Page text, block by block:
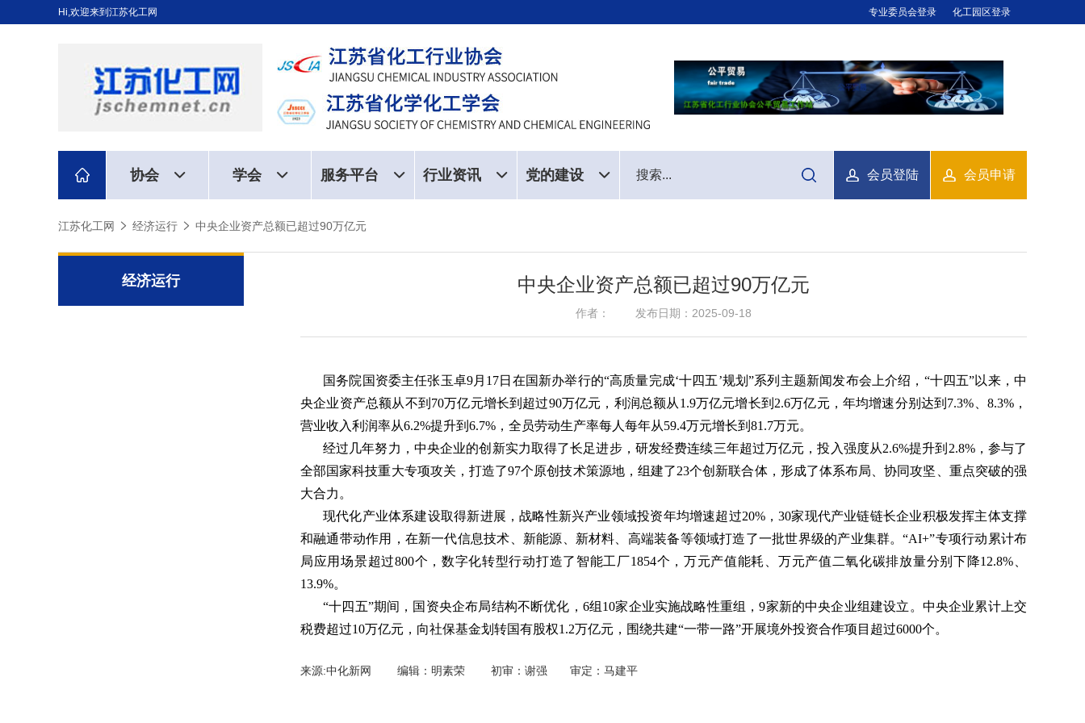
Hi,欢迎来到江苏化工网 化工园区登录
专业委员会登录
协会 学会 服务平台 行业资讯 党的建设 会员登陆 会员申请
江苏化工网 经济运行 中央企业资产总额已超过90万亿元
经济运行 中央企业资产总额已超过90万亿元
作者： 发布日期：2025-09-18
国务院国资委主任张玉卓9月17日在国新办举行的“高质量完成‘十四五’规划”系列主题新闻发布会上介绍，“十四五”以来，中
央企业资产总额从不到70万亿元增长到超过90万亿元，利润总额从1.9万亿元增长到2.6万亿元，年均增速分别达到7.3%、8.3%，
营业收入利润率从6.2%提升到6.7%，全员劳动生产率每人每年从59.4万元增长到81.7万元。
经过几年努力，中央企业的创新实力取得了长足进步，研发经费连续三年超过万亿元，投入强度从2.6%提升到2.8%，参与了
全部国家科技重大专项攻关，打造了97个原创技术策源地，组建了23个创新联合体，形成了体系布局、协同攻坚、重点突破的强
大合力。
现代化产业体系建设取得新进展，战略性新兴产业领域投资年均增速超过20%，30家现代产业链链长企业积极发挥主体支撑
和融通带动作用，在新一代信息技术、新能源、新材料、高端装备等领域打造了一批世界级的产业集群。“AI+”专项行动累计布
局应用场景超过800个，数字化转型行动打造了智能工厂1854个，万元产值能耗、万元产值二氧化碳排放量分别下降12.8%、
13.9%。
“十四五”期间，国资央企布局结构不断优化，6组10家企业实施战略性重组，9家新的中央企业组建设立。中央企业累计上交
税费超过10万亿元，向社保基金划转国有股权1.2万亿元，围绕共建“一带一路”开展境外投资合作项目超过6000个。
来源:中化新网 编辑：明素荣 初审：谢强 审定：马建平